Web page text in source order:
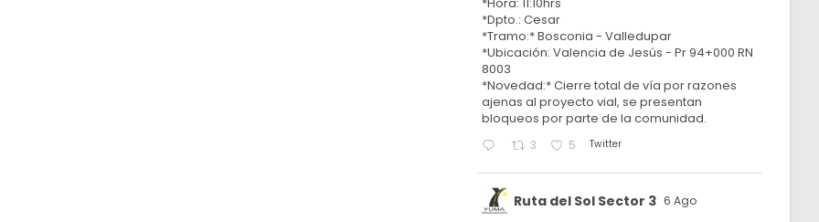
*Dpto.: Cesar
*Tramo:* Bosconia - Valledupar
*Ubicación: Valencia de Jesús - Pr 94+000 RN
8003
*Novedad:* Cierre total de vía por razones
ajenas al proyecto vial, se presentan
bloqueos por parte de la comunidad.
3 5 Twitter
Ruta del Sol Sector 3 6 Ago